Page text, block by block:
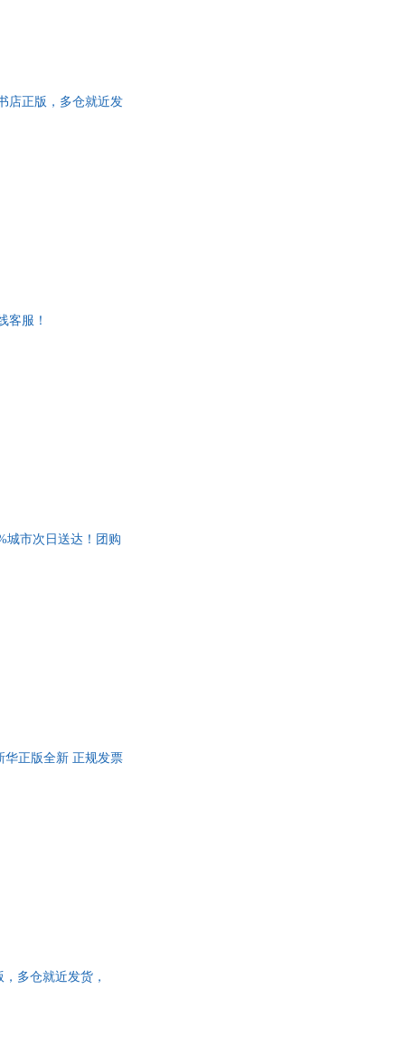
店正版，多仓就近发
客服！
城市次日送达！团购
华正版全新 正规发票
多仓就近发货，